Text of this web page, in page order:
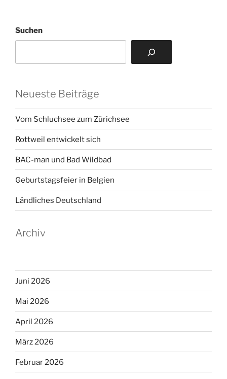
Suchen
Neueste Beiträge
Vom Schluchsee zum Zürichsee
Rottweil entwickelt sich
BAC-man und Bad Wildbad
Geburtstagsfeier in Belgien
Ländliches Deutschland
Archiv
Juni 2026
Mai 2026
April 2026
März 2026
Februar 2026